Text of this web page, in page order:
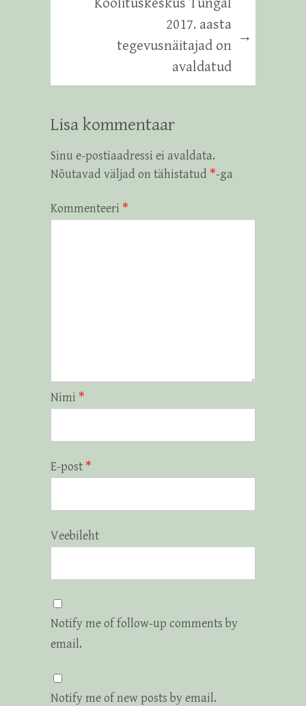
Koolituskeskus Tungal
2017. aasta
tegevusnäitajad on
avaldatud
→
Lisa kommentaar
Sinu e-postiaadressi ei avaldata.
Nõutavad väljad on tähistatud *-ga
Kommenteeri *
Nimi *
E-post *
Veebileht
Notify me of follow-up comments by
email.
Notify me of new posts by email.